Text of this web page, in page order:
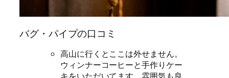
バグ・パイプの口コミ
高山に行くとここは外せません。
ウィンナーコーヒーと手作りケー